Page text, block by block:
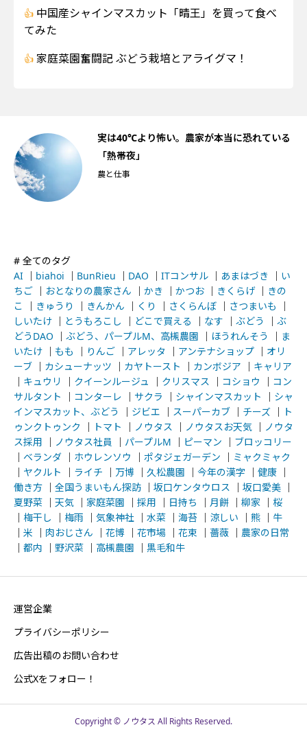
中国産シャインマスカット「晴王」を買って食べ
てみた
家庭菜園奮闘記 ぶどう栽培とアライグマ！
実は40℃より怖い。農家が本当に恐れている
「熱帯夜」
農と仕事
# 全てのタグ
AI ｜ biahoi ｜ BunRieu ｜ DAO ｜ ITコンサル ｜ あまはづき ｜ い
ちご ｜ おとなりの農家さん ｜ かき ｜ かつお ｜ きくらげ｜ きの
こ
｜ きゅうり ｜ きんかん ｜ くり ｜ さくらんぼ ｜ さつまいも
｜
しいたけ ｜ とうもろこし ｜ どこで買える ｜ なす ｜ ぶどう ｜ ぶ
どうDAO ｜ ぶどう、パープルM、高槻農園 ｜ ほうれんそう ｜ ま
いたけ ｜ もも ｜ りんご ｜ アレッタ ｜ アンテナショップ ｜ オリ
ーブ ｜ カシューナッツ ｜ カヤトースト ｜ カンボジア ｜ キャリア
｜ キュウリ ｜ クイーンルージュ ｜ クリスマス ｜ コショウ ｜ コン
サルタント
｜ コンターレ ｜ サクラ ｜ シャインマスカット ｜ シャ
インマスカット、ぶどう
｜ ジビエ ｜ スーパーカブ ｜ チーズ ｜ ト
ゥンクトゥンク
｜ トマト ｜ ノウタス ｜ ノウタスお天気 ｜ ノウタ
ス採用 ｜ ノウタス社員 ｜ パープルM ｜ ピーマン ｜ ブロッコリー
｜ ベランダ ｜ ホウレンソウ ｜ ポタジェガーデン ｜ ミャクミャク
｜ ヤクルト ｜ ライチ ｜ 万博 ｜ 久松農園 ｜ 今年の漢字 ｜ 健康 ｜
働き方 ｜ 全国うまいもん探訪 ｜ 坂口ケンタウロス ｜ 坂口愛美 ｜
夏野菜 ｜ 天気 ｜ 家庭菜園 ｜ 採用 ｜ 日持ち ｜ 月餅 ｜ 柳家 ｜ 桜
｜ 梅干し ｜ 梅雨 ｜ 気象神社 ｜ 水菜 ｜ 海苔 ｜ 涼しい ｜ 熊 ｜ 牛
｜ 米 ｜ 肉おじさん ｜ 花博 ｜ 花市場 ｜ 花束 ｜ 薔薇 ｜ 農家の日常
｜ 都内 ｜ 野沢菜 ｜ 高槻農園 ｜ 黒毛和牛
運営企業
プライバシーポリシー
広告出稿のお問い合わせ
公式Xをフォロー！
Copyright © ノウタス All Rights Reserved.